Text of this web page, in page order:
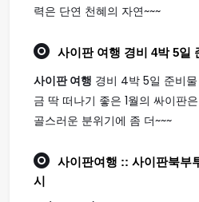
력은 단연 천혜의 자연~~~
사이판 여행 경비 4박 5일
사이판 여행 경비 4박 5일 준비
금 딱 떠나기 좋은 1월의 싸이판
골스러운 분위기에 좀 더~~~
사이판여행 :: 사이판북부
시